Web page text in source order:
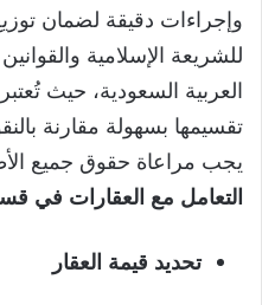
وإجراءات دقيقة لضمان
للشريعة الإسلامية
العربية السعودية، حيث
تقسيمها بسهولة مقارنة
يجب مراعاة حقوق جميع
التعامل مع العقارات في
تحديد قيمة العقار